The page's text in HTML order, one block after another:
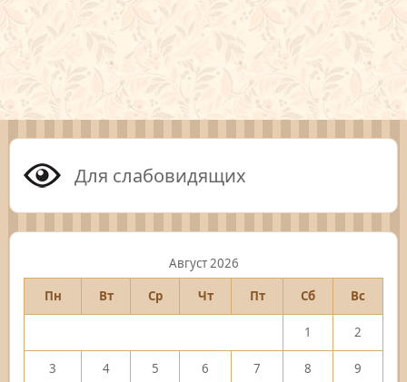
Для слабовидящих
Август 2026
Пн
Вт Ср Чт Пт Сб Вс
1 2
3 4 5 6 7 8 9